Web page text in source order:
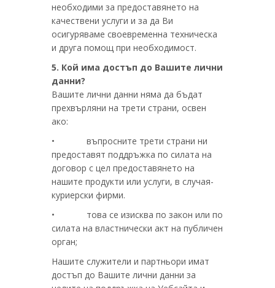
необходими за предоставянето на
качествени услуги и за да Ви
осигуряваме своевременна техническа
и друга помощ при необходимост.
5. Кой има достъп до Вашите лични
данни?
Вашите лични данни няма да бъдат
прехвърляни на трети страни, освен
ако:
• въпросните трети страни ни
предоставят поддръжка по силата на
договор с цел предоставянето на
нашите продукти или услуги, в случая-
куриерски фирми.
• това се изисква по закон или по
силата на властнически акт на публичен
орган;
Нашите служители и партньори имат
достъп до Вашите лични данни за